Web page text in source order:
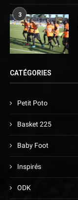
3
CATÉGORIES
Petit Poto
Basket 225
Baby Foot
Inspirés
ODK